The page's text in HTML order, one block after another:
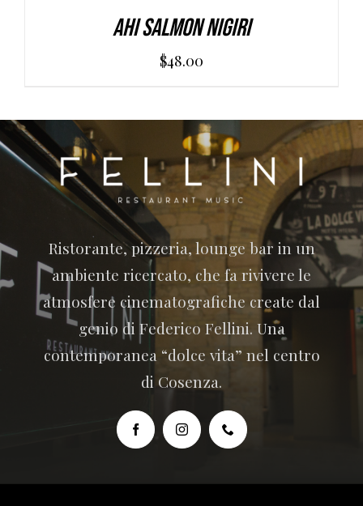
Ahi Salmon Nigiri
$48.00
Ristorante, pizzeria, lounge bar in un
ambiente ricercato, che fa rivivere le
atmosfere cinematografiche create dal
genio di Federico Fellini. Una
contemporanea “dolce vita” nel centro
di Cosenza.